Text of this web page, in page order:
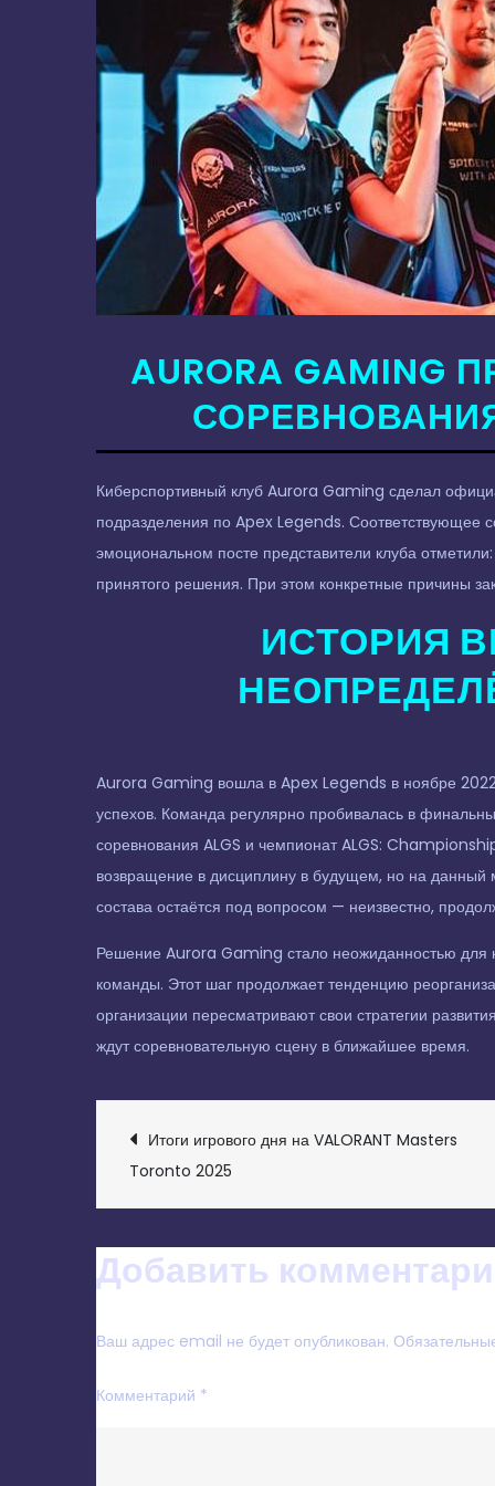
AURORA
Киберспортивный клуб Aurora Gaming сделал
подразделения по Apex Legends. Соответствующее
эмоциональном посте представители клуба
принятого решения. При этом конкретные причины
ИСТОРИЯ
Aurora Gaming вошла в Apex Legends в ноябре 2022
успехов. Команда регулярно пробивалась в
соревнования ALGS и чемпионат ALGS:
возвращение в дисциплину в будущем, но на данный
состава остаётся под вопросом — неизвестно,
Решение Aurora Gaming стало неожиданностью для
команды. Этот шаг продолжает тенденцию
организации пересматривают свои стратегии
ждут соревновательную сцену в ближайшее время.
НАВИГАЦИЯ
ПО
ЗАПИСЯМ
Итоги игрового дня на VALORANT Masters
Toronto 2025
Добавить
Ваш адрес email не будет опубликован.
Комментарий *